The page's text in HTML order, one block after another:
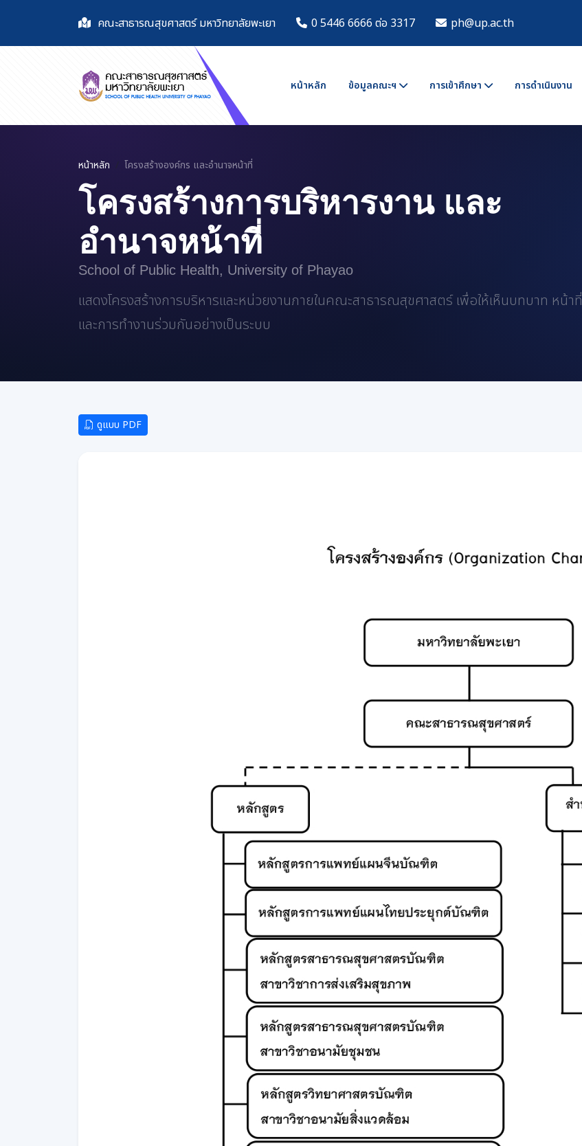
คณะสาธารณสุขศาสตร์ มหาวิทยาลัยพะเยา 0 5446 6666 ต่อ 3317 ph@up.ac.th
หน้าหลัก ข้อมูลคณะฯ การเข้าศึกษา การดำเนินงาน
หน้าหลัก โครงสร้างองค์กร และอำนาจหน้าที่
โครงสร้างการบริหารงาน และ
อำนาจหน้าที่
School of Public Health, University of Phayao
แสดงโครงสร้างการบริหารและหน่วยงานภายในคณะสาธารณสุขศาสตร์ เพื่อให้เห็นบทบาท หน้าที่
และการทำงานร่วมกันอย่างเป็นระบบ
ดูแบบ PDF